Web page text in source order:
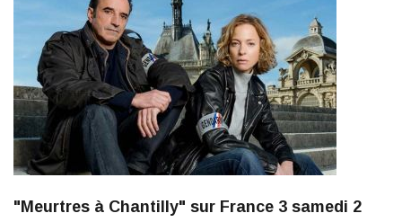
"Meurtres à Chantilly" sur France 3 samedi 2